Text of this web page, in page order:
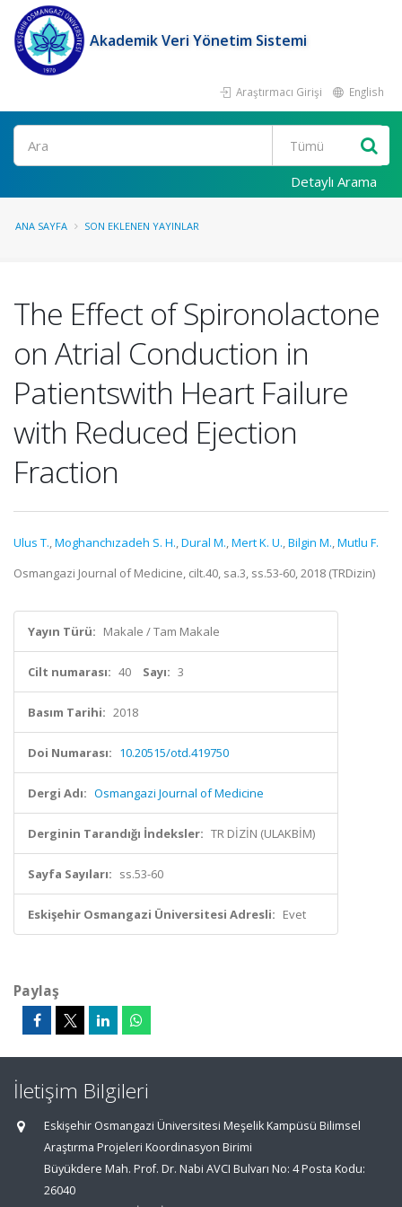
Akademik Veri Yönetim Sistemi
Araştırmacı Girişi English
Ara
Detaylı Arama
ANA SAYFA SON EKLENEN YAYINLAR
The Effect of Spironolactone
on Atrial Conduction in
Patientswith Heart Failure
with Reduced Ejection
Fraction
Ulus T.,Moghanchızadeh S. H.,Dural M.,Mert K. U.,Bilgin M.,Mutlu F.
Osmangazi Journal of Medicine, cilt.40, sa.3, ss.53-60, 2018 (TRDizin)
Yayın Türü: Makale / Tam Makale
Cilt numarası: 40 Sayı: 3
Basım Tarihi: 2018
Doi Numarası: 10.20515/otd.419750
Dergi Adı: Osmangazi Journal of Medicine
Derginin Tarandığı İndeksler: TR DİZİN (ULAKBİM)
Sayfa Sayıları: ss.53-60
Eskişehir Osmangazi Üniversitesi Adresli: Evet
Paylaş
İletişim Bilgileri
Eskişehir Osmangazi Üniversitesi Meşelik Kampüsü Bilimsel
Araştırma Projeleri Koordinasyon Birimi
Büyükdere Mah. Prof. Dr. Nabi AVCI Bulvarı No: 4 Posta Kodu:
26040